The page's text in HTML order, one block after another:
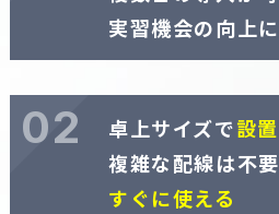
実習機会の向上に
02 卓上サイズで設
複雑な配線は不
すぐに使える